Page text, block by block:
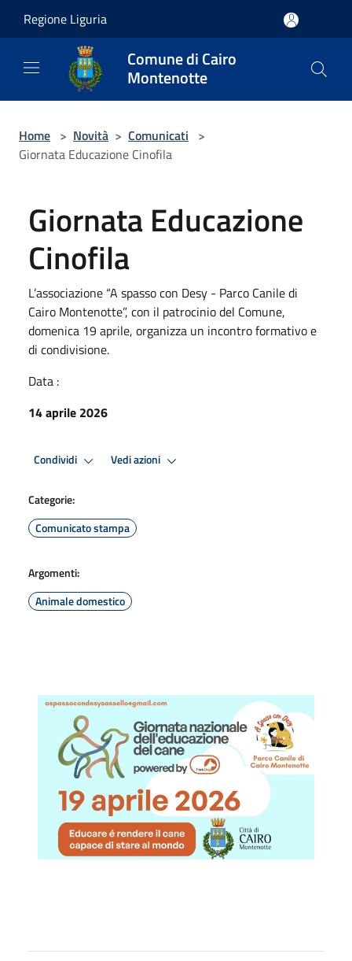
Regione Liguria
Comune di Cairo
Montenotte
Home > Novità > Comunicati >
Giornata Educazione Cinofila
Giornata Educazione
Cinofila
L’associazione “A spasso con Desy - Parco Canile di
Cairo Montenotte”, con il patrocinio del Comune,
domenica 19 aprile, organizza un incontro formativo e
di condivisione.
Data :
14 aprile 2026
Condividi Vedi azioni
Categorie:
Comunicato stampa
Argomenti:
Animale domestico